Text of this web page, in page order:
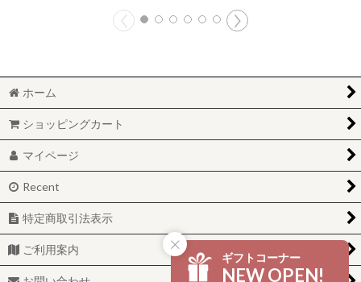
ホーム
ショッピングカート
マイページ
Recent
特定商取引法表示
ご利用案内
ギフトコーナー
NEW OPEN!